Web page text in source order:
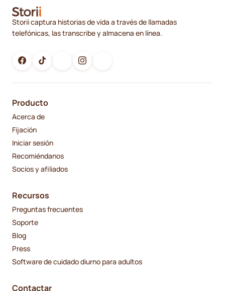
Storii captura historias de vida a través de llamadas
telefónicas, las transcribe y almacena en línea.
Producto
Acerca de
Fijación
Iniciar sesión
Recomiéndanos
Socios y afiliados
Recursos
Preguntas frecuentes
Soporte
Blog
Press
Software de cuidado diurno para adultos
Contactar